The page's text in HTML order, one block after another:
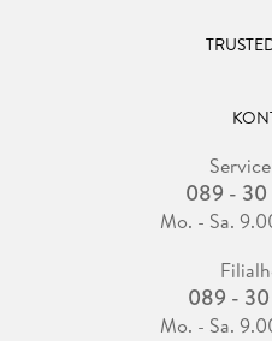
089 - 30
Mo. - Sa.
089 - 30
Mo. - Sa.